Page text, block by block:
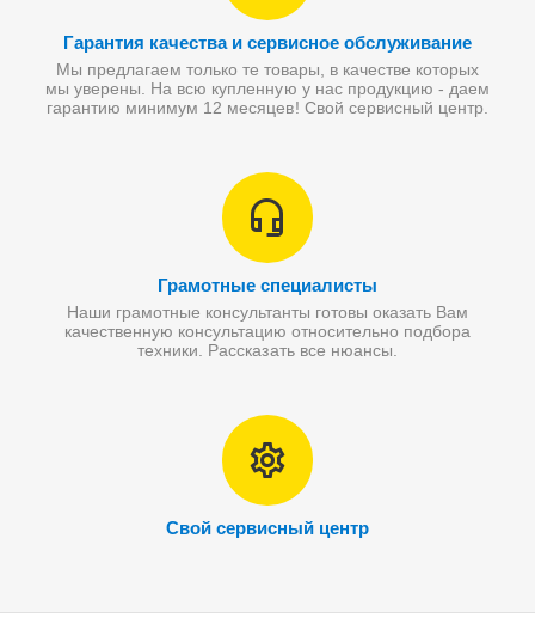
Гарантия качества и сервисное обслуживание
Мы предлагаем только те товары, в качестве которых
мы уверены. На всю купленную у нас продукцию - даем
гарантию минимум 12 месяцев! Свой сервисный центр.
Грамотные специалисты
Наши грамотные консультанты готовы оказать Вам
качественную консультацию относительно подбора
техники. Рассказать все нюансы.
Свой сервисный центр